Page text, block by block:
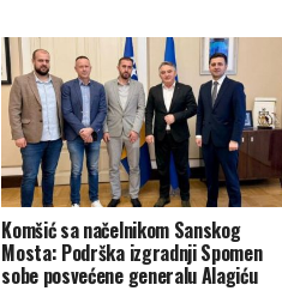
Komšić sa načelnikom Sanskog
Mosta: Podrška izgradnji Spomen
sobe posvećene generalu Alagiću